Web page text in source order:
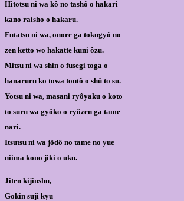
Hitotsu ni wa kô no tashô o hakari
kano raisho o hakaru.
Futatsu ni wa, onore ga tokugyô no
zen ketto wo hakatte kuni ôzu.
Mitsu ni wa shin o fusegi toga o
hanaruru ko towa tontô o shû to su.
Yotsu ni wa, masani ryôyaku o koto
to suru wa gyôko o ryôzen ga tame
nari.
Itsutsu ni wa jôdô no tame no yue
niima kono jiki o uku.
Jiten kijinshu,
Gokin suji kyu